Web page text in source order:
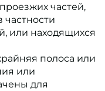
частей,
частности
или находящихся
полоса или
или
для